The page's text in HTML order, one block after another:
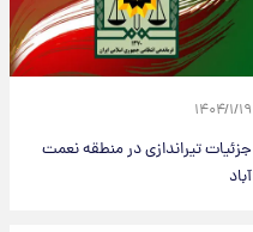
۱۴۰۴/۱/۱۹
جزئیات تیراندازی در منطقه نعمت
آباد